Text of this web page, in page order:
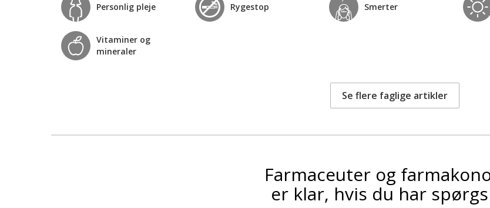
Personlig pleje Rygestop Smerter
Vitaminer og
mineraler
Se flere faglige artikler
Farmaceuter og
er klar, hvis du har